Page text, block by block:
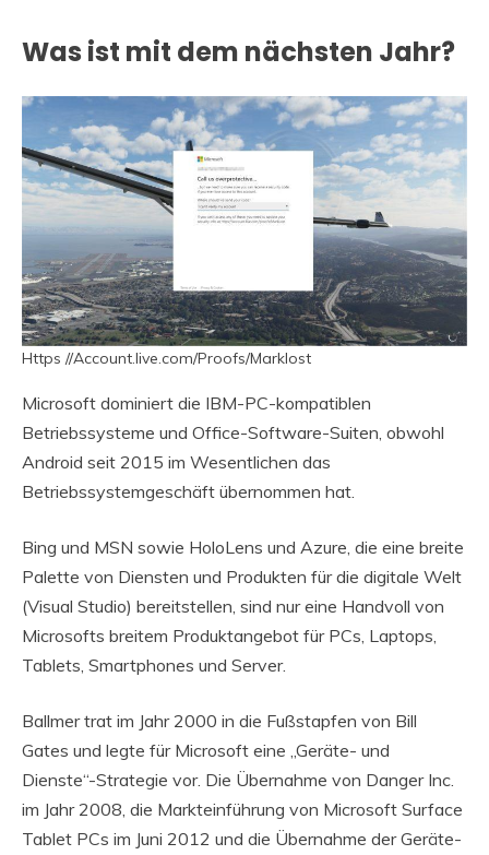
Was ist mit dem nächsten Jahr?
Https //Account.live.com/Proofs/Marklost
Microsoft dominiert die IBM-PC-kompatiblen
Betriebssysteme und Office-Software-Suiten, obwohl
Android seit 2015 im Wesentlichen das
Betriebssystemgeschäft übernommen hat.
Bing und MSN sowie HoloLens und Azure, die eine breite
Palette von Diensten und Produkten für die digitale Welt
(Visual Studio) bereitstellen, sind nur eine Handvoll von
Microsofts breitem Produktangebot für PCs, Laptops,
Tablets, Smartphones und Server.
Ballmer trat im Jahr 2000 in die Fußstapfen von Bill
Gates und legte für Microsoft eine „Geräte- und
Dienste“-Strategie vor. Die Übernahme von Danger Inc.
im Jahr 2008, die Markteinführung von Microsoft Surface
Tablet PCs im Juni 2012 und die Übernahme der Geräte-